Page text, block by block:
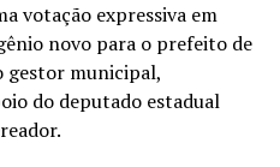
votação expressiva em
novo para o prefeito de
gestor municipal,
do deputado estadual